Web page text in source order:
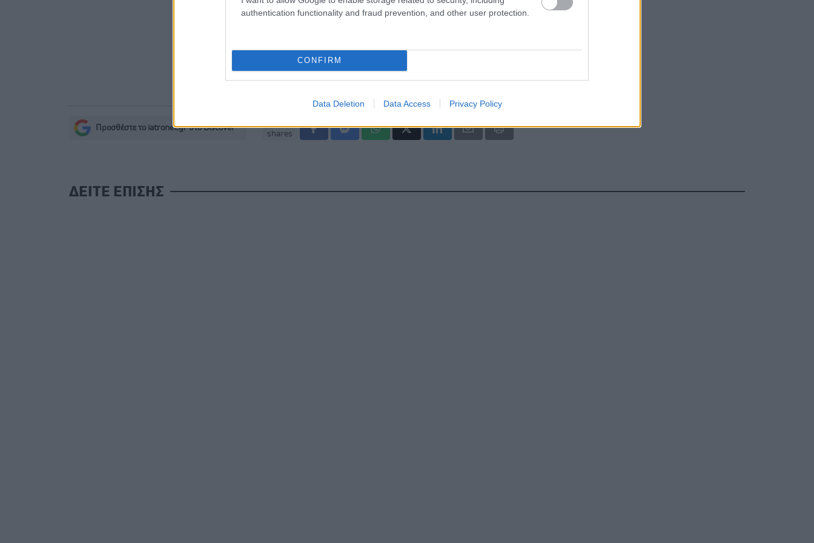
authentication functionality and fraud prevention, and other user protection.
CONFIRM
Data Deletion Data Access Privacy Policy
Προσθέστε το iatronet.gr στο Discover
shares
ΔΕΙΤΕ ΕΠΙΣΗΣ